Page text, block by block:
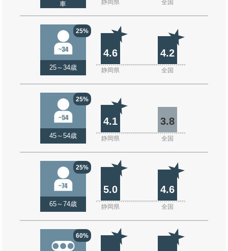
車
静岡県 全国
25%
25～34歳
4.6 4.2
静岡県 全国
25%
45～54歳
4.1 3.8
静岡県 全国
25%
65～74歳
5.0 4.6
静岡県 全国
60%